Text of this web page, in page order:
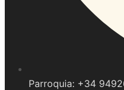
Parroquia: +34